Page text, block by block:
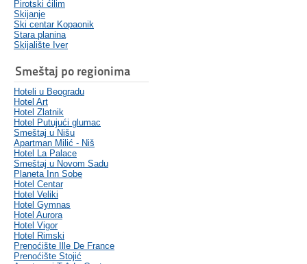
Pirotski ćilim
Skijanje
Ski centar Kopaonik
Stara planina
Skijalište Iver
Smeštaj po regionima
Hoteli u Beogradu
Hotel Art
Hotel Zlatnik
Hotel Putujući glumac
Smeštaj u Nišu
Apartman Milić - Niš
Hotel La Palace
Smeštaj u Novom Sadu
Planeta Inn Sobe
Hotel Centar
Hotel Veliki
Hotel Gymnas
Hotel Aurora
Hotel Vigor
Hotel Rimski
Prenoćište Ille De France
Prenoćište Stojić